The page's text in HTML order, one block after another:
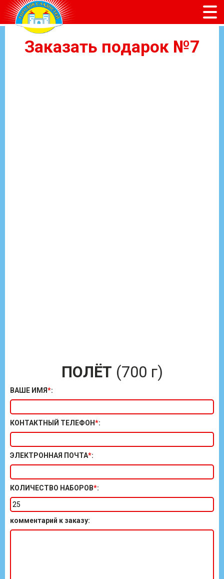
Заказать подарок №7
ПОЛЁТ (700 г)
ВАШЕ ИМЯ*:
КОНТАКТНЫЙ ТЕЛЕФОН*:
ЭЛЕКТРОННАЯ ПОЧТА*:
КОЛИЧЕСТВО НАБОРОВ*:
комментарий к заказу: